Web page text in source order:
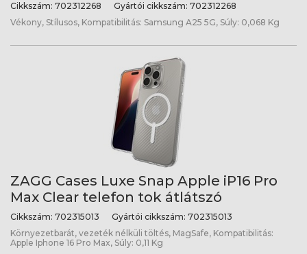
Cikkszám: 702312268 Gyártói cikkszám: 702312268
Vékony, Stílusos, Kompatibilitás: Samsung A25 5G, Súly: 0,068 Kg
ZAGG Cases Luxe Snap Apple iP16 Pro
Max Clear telefon tok átlátszó
Cikkszám: 702315013 Gyártói cikkszám: 702315013
Környezetbarát, vezeték nélküli töltés, MagSafe, Kompatibilitás:
Apple Iphone 16 Pro Max, Súly: 0,11 Kg